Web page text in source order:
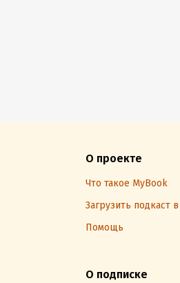
О проекте
Что такое MyBook
Загрузить подкаст
Помощь
О подписке